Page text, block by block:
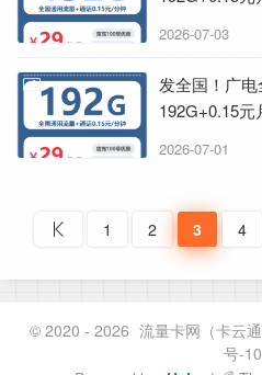
2026-07-03
发全国！广
192G+0.15元
2026-07-01
1 2 3 4
© 2020 - 2026 流量卡网（卡云通
号-10